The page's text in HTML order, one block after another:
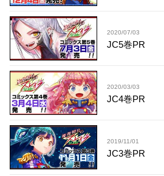
2020/07/03
JC5巻PR
2020/03/03
JC4巻PR
2019/11/01
JC3巻PR